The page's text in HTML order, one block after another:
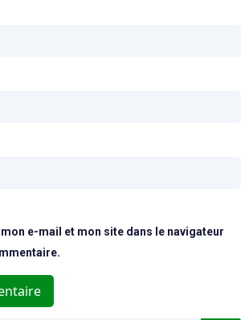
e-mail et mon site dans le navigateur